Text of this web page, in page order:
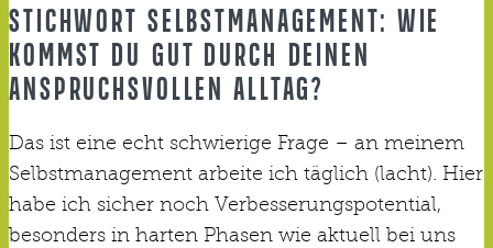
STICHWORT SELBSTMANAGEMENT: WIE
KOMMST DU GUT DURCH DEINEN
ANSPRUCHSVOLLEN ALLTAG?
Das ist eine echt schwierige Frage – an meinem
Selbstmanagement arbeite ich täglich (lacht). Hier
habe ich sicher noch Verbesserungspotential,
besonders in harten Phasen wie aktuell bei uns